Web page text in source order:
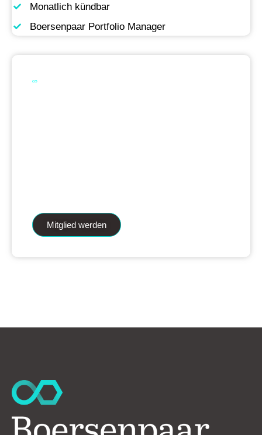
Monatlich kündbar
Boersenpaar Portfolio Manager
Mitglied werden